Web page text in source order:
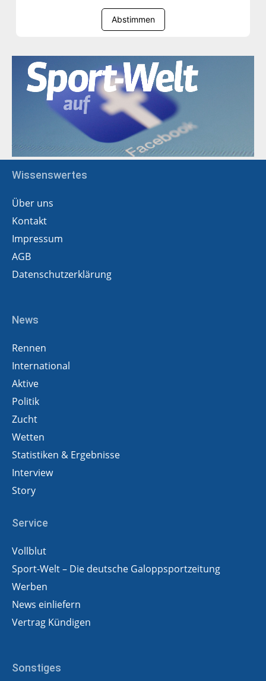
Abstimmen
Wissenswertes
Über uns
Kontakt
Impressum
AGB
Datenschutzerklärung
News
Rennen
International
Aktive
Politik
Zucht
Wetten
Statistiken & Ergebnisse
Interview
Story
Service
Vollblut
Sport-Welt – Die deutsche Galoppsportzeitung
Werben
News einliefern
Vertrag Kündigen
Sonstiges